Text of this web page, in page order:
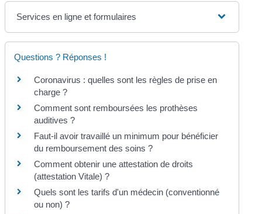
Services en ligne et formulaires
Questions ? Réponses !
Coronavirus : quelles sont les règles de prise en
charge ?
Comment sont remboursées les prothèses
auditives ?
Faut-il avoir travaillé un minimum pour bénéficier
du remboursement des soins ?
Comment obtenir une attestation de droits
(attestation Vitale) ?
Quels sont les tarifs d'un médecin (conventionné
ou non) ?